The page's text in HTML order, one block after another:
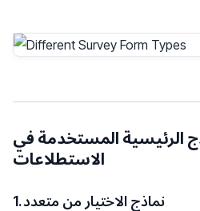
الرئيسية المستخدمة في
الاستطلاعات
1. نماذج الاختيار من متعدد